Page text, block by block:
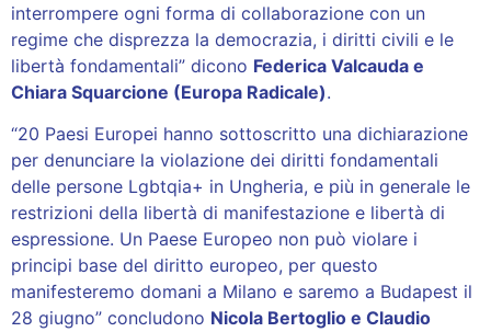
interrompere ogni forma di collaborazione con un
regime che disprezza la democrazia, i diritti civili e le
libertà fondamentali” dicono Federica Valcauda e
Chiara Squarcione (Europa Radicale).
“20 Paesi Europei hanno sottoscritto una dichiarazione
per denunciare la violazione dei diritti fondamentali
delle persone Lgbtqia+ in Ungheria, e più in generale le
restrizioni della libertà di manifestazione e libertà di
espressione. Un Paese Europeo non può violare i
principi base del diritto europeo, per questo
manifesteremo domani a Milano e saremo a Budapest il
28 giugno” concludono Nicola Bertoglio e Claudio